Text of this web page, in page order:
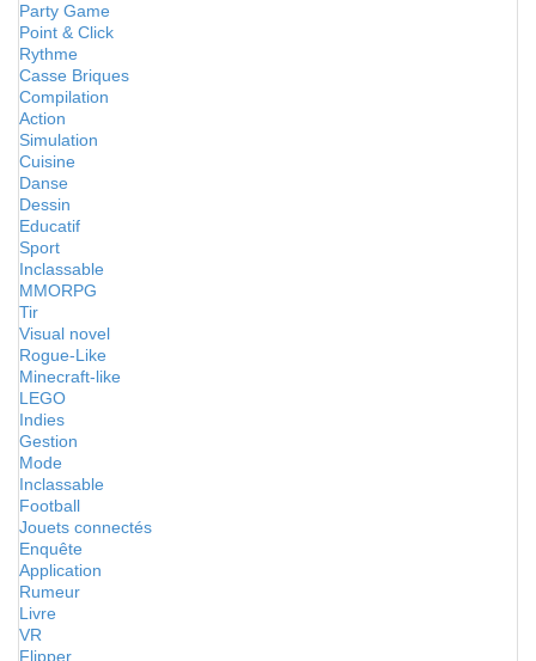
Party Game
Point & Click
Rythme
Casse Briques
Compilation
Action
Simulation
Cuisine
Danse
Dessin
Educatif
Sport
Inclassable
MMORPG
Tir
Visual novel
Rogue-Like
Minecraft-like
LEGO
Indies
Gestion
Mode
Inclassable
Football
Jouets connectés
Enquête
Application
Rumeur
Livre
VR
Flipper